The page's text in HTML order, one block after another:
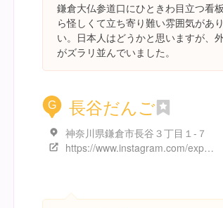
鎌倉大仏参道口にひときわ目立つ看
ら怪しくて立ち寄り難い雰囲気があ
い。日本人はどうかと思いますが、
がズラリ並んでいました。
G 長谷だんご
神奈川県鎌倉市長谷３丁目１-７
https://www.instagram.com/explore/locations/129278280945252